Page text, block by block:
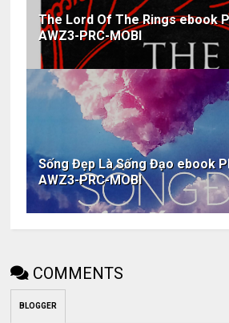
The Lord Of The Rings ebook
AWZ3-PRC-MOBI
Sống Đẹp Là Sống Đạo ebook
AWZ3-PRC-MOBI
COMMENTS
BLOGGER